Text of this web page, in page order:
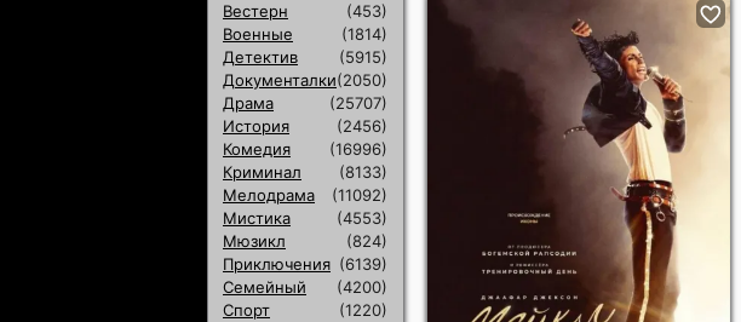
Вестерн
(453)
Военные
(1814)
Детектив
(5915)
Документалки(2050)
Драма
(25707)
История
(2456)
Комедия
(16996)
Криминал
(8133)
Мелодрама
(11092)
Мистика
(4553)
Мюзикл
(824)
Приключения (6139)
Семейный
(4200)
Спорт
(1220)